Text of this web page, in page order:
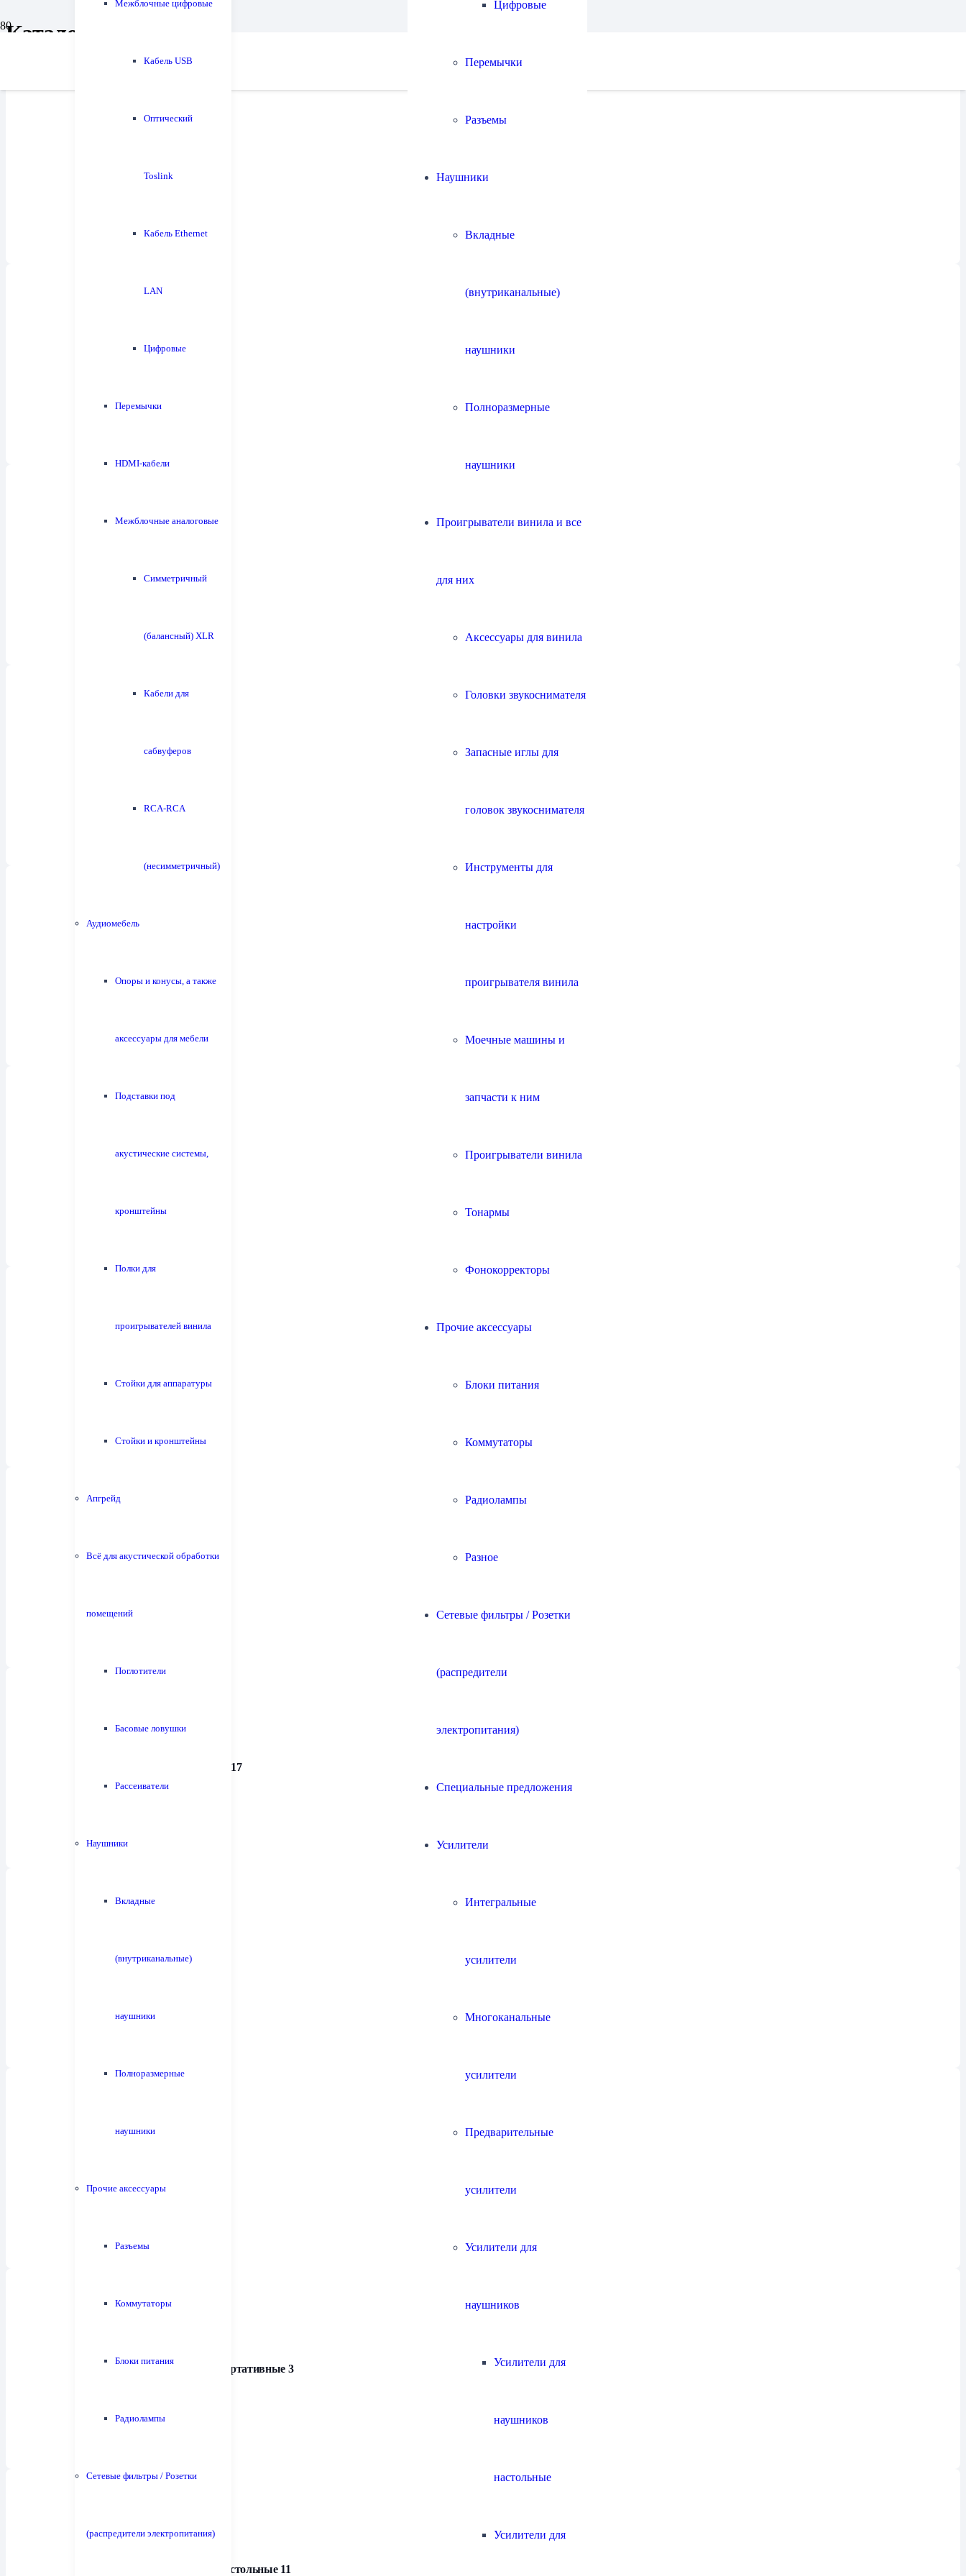
Межблочные цифровые
Кабель USB
Оптический
Toslink
Кабель Ethernet
LAN
Цифровые
Перемычки
HDMI-кабели
Межблочные аналоговые
Симметричный
(балансный) XLR
Кабели для
сабвуферов
RCA-RCA
(несимметричный)
Аудиомебель
Опоры и конусы, а также
аксессуары для мебели
Подставки под
акустические системы,
кронштейны
Полки для
проигрывателей винила
Стойки для аппаратуры
Стойки и кронштейны
Апгрейд
Всё для акустической обработки
помещений
Поглотители
Басовые ловушки
Рассеиватели
Наушники
Вкладные
(внутриканальные)
наушники
Полноразмерные
наушники
Прочие аксессуары
Разъемы
Коммутаторы
Блоки питания
Радиолампы
Сетевые фильтры / Розетки
(распредители электропитания)
Цифровые
Перемычки
Разъемы
Наушники
Вкладные
(внутриканальные)
наушники
Полноразмерные
наушники
Проигрыватели винила и все
для них
Аксессуары для винила
Головки звукоснимателя
Запасные иглы для
головок звукоснимателя
Инструменты для
настройки
проигрывателя винила
Моечные машины и
запчасти к ним
Проигрыватели винила
Тонармы
Фонокорректоры
Прочие аксессуары
Блоки питания
Коммутаторы
Радиолампы
Разное
Сетевые фильтры / Розетки
(распредители
электропитания)
Специальные предложения
Усилители
Интегральные
усилители
Многоканальные
усилители
Предварительные
усилители
Усилители для
наушников
Усилители для
наушников
настольные
Усилители для
Каталог
17
Усилители мощности
Усилители для наушников портативные 3
Усилители для наушников настольные 11